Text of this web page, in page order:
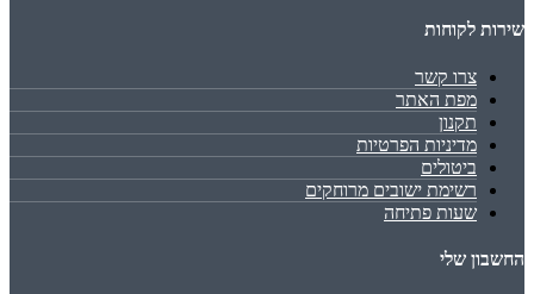
שירות לקוחות
צרו קשר
מפת האתר
תקנון
מדיניות הפרטיות
ביטולים
רשימת ישובים מרוחקים
שעות פתיחה
החשבון שלי